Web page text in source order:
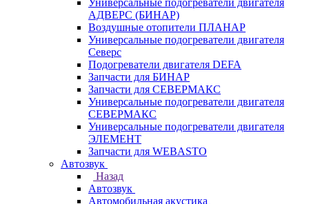
Универсальные подогреватели двигателя
АДВЕРС (БИНАР)
Воздушные отопители ПЛАНАР
Универсальные подогреватели двигателя
Северс
Подогреватели двигателя DEFA
Запчасти для БИНАР
Запчасти для СЕВЕРМАКС
Универсальные подогреватели двигателя
СЕВЕРМАКС
Универсальные подогреватели двигателя
ЭЛЕМЕНТ
Запчасти для WEBASTO
Автозвук
Назад
Автозвук
Автомобильная акустика